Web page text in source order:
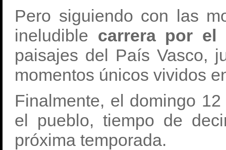
Pero siguiendo con las
ineludible carrera por el
paisajes del País Vasco,
momentos únicos vividos
Finalmente, el domingo
el pueblo, tiempo de
próxima temporada.